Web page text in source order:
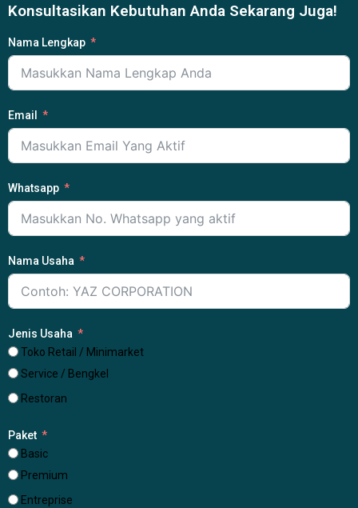
Konsultasikan Kebutuhan Anda Sekarang Juga!
Nama Lengkap
Email
Whatsapp
Nama Usaha
Jenis Usaha
Toko Retail / Minimarket
Service / Bengkel
Restoran
Paket
Basic
Premium
Entreprise